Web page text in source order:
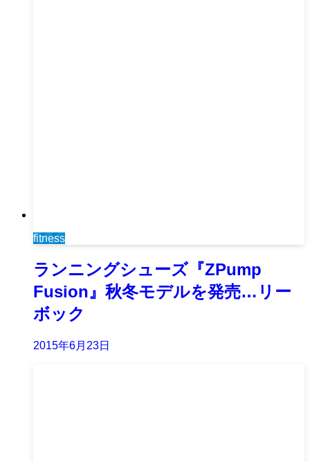
fitness
ランニングシューズ『ZPump
Fusion』秋冬モデルを発売…リー
ボック
2015年6月23日